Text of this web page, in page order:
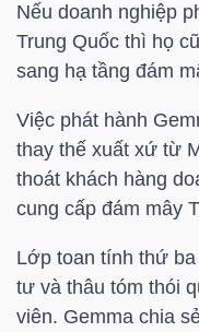
Nếu doanh nghiệp
Trung Quốc thì họ
sang hạ tầng đám
Việc phát hành
thay thế xuất xứ từ
thoát khách hàng
cung cấp đám mây
Lớp toan tính thứ
tư và thâu tóm thói
viên. Gemma chia
Công
cụ
đầu
tư
Truyền
thông
tài